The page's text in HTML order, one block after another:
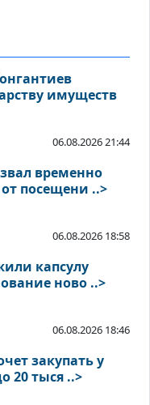
имуществ
06.08.2026 21:44
временно
посещени ..>
06.08.2026 18:58
капсулу
ново ..>
06.08.2026 18:46
закупать у
20 тыся ..>